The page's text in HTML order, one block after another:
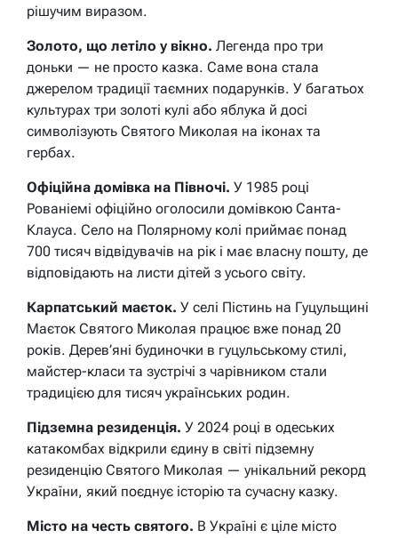
рішучим виразом.
Золото, що летіло у вікно. Легенда про три
доньки — не просто казка. Саме вона стала
джерелом традиції таємних подарунків. У багатьох
культурах три золоті кулі або яблука й досі
символізують Святого Миколая на іконах та
гербах.
Офіційна домівка на Півночі. У 1985 році
Рованіемі офіційно оголосили домівкою Санта-
Клауса. Село на Полярному колі приймає понад
700 тисяч відвідувачів на рік і має власну пошту, де
відповідають на листи дітей з усього світу.
Карпатський маєток. У селі Пістинь на Гуцульщині
Маєток Святого Миколая працює вже понад 20
років. Дерев’яні будиночки в гуцульському стилі,
майстер-класи та зустрічі з чарівником стали
традицією для тисяч українських родин.
Підземна резиденція. У 2024 році в одеських
катакомбах відкрили єдину в світі підземну
резиденцію Святого Миколая — унікальний рекорд
України, який поєднує історію та сучасну казку.
Місто на честь святого. В Україні є ціле місто